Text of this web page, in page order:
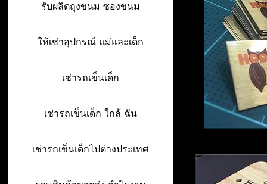
รับผลิตถุงขนม ซองขนม
ให้เช่าอุปกรณ์ แม่และเด็ก
เช่ารถเข็นเด็ก
เช่ารถเข็นเด็ก ใกล้ ฉัน
เช่ารถเข็นเด็กไปต่างประเทศ